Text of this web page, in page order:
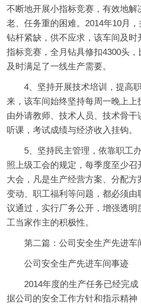
不断地开展小指标竞赛，有效地解
老、任务重的困难。2014年10月，
钻杆紧缺，供不应求，该车间及时
指标竞赛，全月钻具修扣4300头，
及时满足了一线生产需要。
4、坚持开展技术培训，提高
来，该车间始终坚持每周一晚上上
由外请教师、技术人员、技术骨干
听课，考试成绩与经济收入挂钩。
5、坚持民主管理，依靠职工
照上级工会的规定，每季度至少召
大会，凡是生产经营方案、分配方
变动、职工福利等问题，都必须由
议通过，实行厂务公开，增强透明
工当家作主的积极性。
第二篇：公司安全生产先进车
公司安全生产先进车间事迹
2014年度的生产任务已经完
据公司的安全工作方针和指示精神